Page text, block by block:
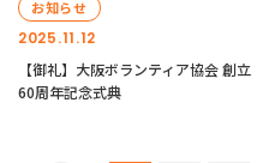
2025.11.12
お知らせ
【御礼】大阪ボランティア協会 創立
60周年記念式典